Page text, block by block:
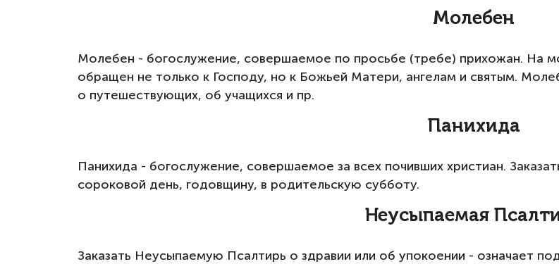
Молебен
Молебен - богослужение, совершаемое по просьбе (требе) прихожан. На
обращен не только к Господу, но к Божьей Матери, ангелам и святым.
о путешествующих, об учащихся и пр.
Панихида
Панихида - богослужение, совершаемое за всех почивших христиан.
сороковой день, годовщину, в родительскую субботу.
Неусыпаемая
Заказать Неусыпаемую Псалтирь о здравии или об упокоении - означает